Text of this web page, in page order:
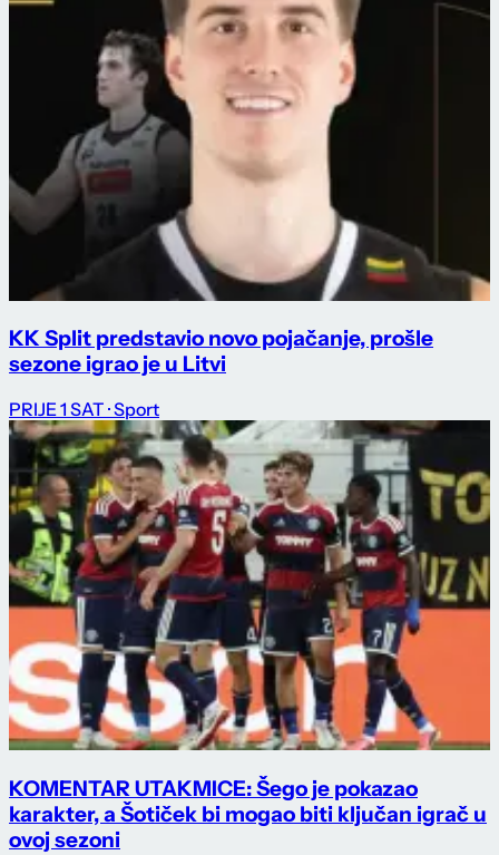
KK Split predstavio novo pojačanje, prošle
sezone igrao je u Litvi
PRIJE 1 SAT · Sport
KOMENTAR UTAKMICE: Šego je pokazao
karakter, a Šotiček bi mogao biti ključan igrač u
ovoj sezoni